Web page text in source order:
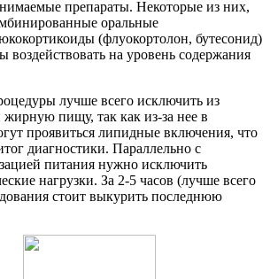
препараты. Некоторые из них,
оральные
(флуокортолон, бутесонид)
воздействовать на уровень содержания
лучше всего исключить из
пищу, так как из-за нее в
проявиться липидные включения, что
диагностики. Параллельно с
питания нужно исключить
нагрузки. За 2-5 часов (лучше всего
стоит выкурить последнюю